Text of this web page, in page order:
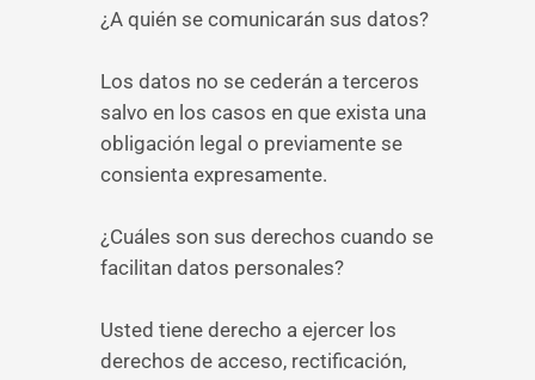
¿A quién se comunicarán sus datos?
Los datos no se cederán a terceros
salvo en los casos en que exista una
obligación legal o previamente se
consienta expresamente.
¿Cuáles son sus derechos cuando se
facilitan datos personales?
Usted tiene derecho a ejercer los
derechos de acceso, rectificación,